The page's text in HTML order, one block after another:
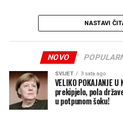
NASTAVI
NOVO
SVIJET 3 sata ago
VELIKO POKAJANJE
prekipjelo, pola
u potpunom šoku!